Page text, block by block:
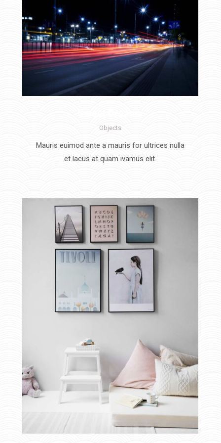
Objects
Mauris euimod ante a mauris for ultrices nulla
et lacus at quam ivamus elit.